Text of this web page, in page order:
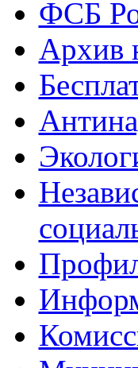
ФСБ
Архив